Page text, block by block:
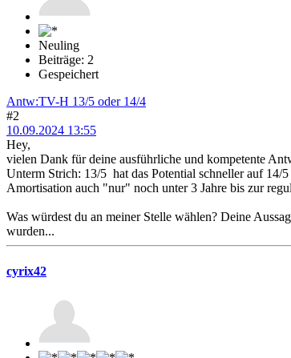
Neuling
Beiträge: 2
Gespeichert
Antw:TV-H 13/5 oder 14/4
#2
10.09.2024 13:55
Hey,
vielen Dank für deine ausführliche und kompetente
Unterm Strich: 13/5 hat das Potential schneller auf 14/
Amortisation auch "nur" noch unter 3 Jahre bis zur
Was würdest du an meiner Stelle wählen? Deine
wurden...
cyrix42